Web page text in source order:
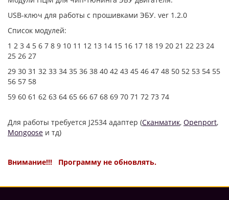
USB-ключ для работы с прошивками ЭБУ. ver 1.2.0
Список модулей:
1 2 3 4 5 6 7 8 9 10 11 12 13 14 15 16 17 18 19 20 21 22 23 24
25 26 27
29 30 31 32 33 34 35 36 38 40 42 43 45 46 47 48 50 52 53 54 55
56 57 58
59 60 61 62 63 64 65 66 67 68 69 70 71 72 73 74
Для работы требуется J2534 адаптер (Сканматик, Openport,
Mongoose и тд)
Внимание!!! Программу не обновлять.